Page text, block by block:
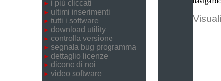
i più cliccati
ultimi inserimenti
tutti i software
download utility
controlla versione
segnala bug programma
dettaglio licenze
dicono di noi
video software